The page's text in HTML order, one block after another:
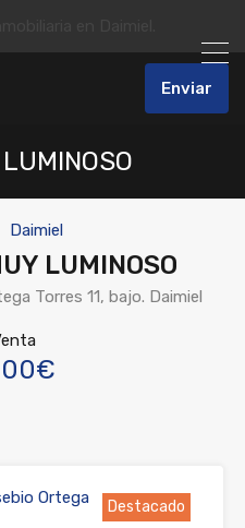
Enviar
Daimiel
LUMINOSO
Torres 11, bajo. Daimiel
Ortega
Destacado